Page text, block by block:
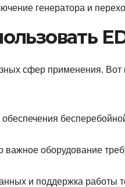
генератора и
сфер применения. Вот
важное оборудование
и поддержка работы